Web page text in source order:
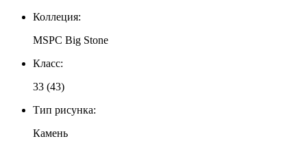
Коллеция:
MSPC Big Stone
Класс:
33 (43)
Тип рисунка:
Камень